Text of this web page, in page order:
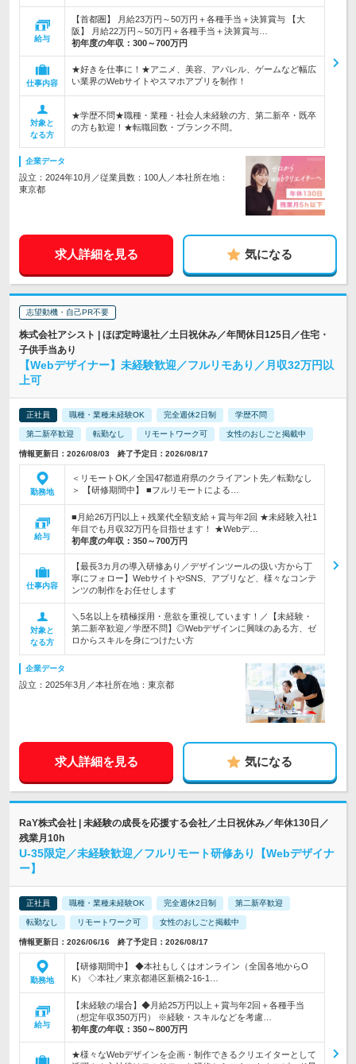
給与
【首都圏】 月給23万円～50万円＋各種手当＋決算賞与 【大
阪】 月給22万円～50万円＋各種手当＋決算賞与…
初年度の年収： 300～700万円
仕事内容
★好きを仕事に！★アニメ、美容、アパレル、ゲームなど幅広
い業界のWebサイトやスマホアプリを制作！
対象と
なる方
★学歴不問★職種・業種・社会人未経験の方、第二新卒・既卒
の方も歓迎！★転職回数・ブランク不問。
企業データ
設立：2024年10月／従業員数：100人／本社所在地：
東京都
求人詳細を見る 気になる
志望動機・自己PR不要
株式会社アシスト | ほぼ定時退社／土日祝休み／年間休日125日／住宅・
子供手当あり
【Webデザイナー】未経験歓迎／フルリモあり／月収32万円以
上可
正社員 職種・業種未経験OK 完全週休2日制 学歴不問
第二新卒歓迎 転勤なし リモートワーク可 女性のおしごと掲載中
情報更新日：2026/08/03 終了予定日：2026/08/17
勤務地
＜リモートOK／全国47都道府県のクライアント先／転勤なし
＞ 【研修期間中】 ■フルリモートによる…
給与
■月給26万円以上＋残業代全額支給＋賞与年2回 ★未経験入社1
年目でも月収32万円を目指せます！ ★Webデ…
初年度の年収： 350～700万円
仕事内容
【最長3カ月の導入研修あり／デザインツールの扱い方から丁
寧にフォロー】WebサイトやSNS、アプリなど、様々なコンテ
ンツの制作をお任せします
対象と
なる方
＼5名以上を積極採用・意欲を重視しています！／【未経験・
第二新卒歓迎／学歴不問】◎Webデザインに興味のある方、ゼ
ロからスキルを身につけたい方
企業データ
設立：2025年3月／本社所在地：東京都
求人詳細を見る 気になる
RaY株式会社 | 未経験の成長を応援する会社／土日祝休み／年休130日／
残業月10h
U-35限定／未経験歓迎／フルリモート研修あり【Webデザイナ
ー】
正社員 職種・業種未経験OK 完全週休2日制 第二新卒歓迎
転勤なし リモートワーク可 女性のおしごと掲載中
情報更新日：2026/06/16 終了予定日：2026/08/17
勤務地
【研修期間中】 ◆本社もしくはオンライン（全国各地からO
K） ◇本社／東京都港区新橋2-16-1…
給与
【未経験の場合】◆月給25万円以上＋賞与年2回＋各種手当
（想定年収350万円） ※経験・スキルなどを考慮…
初年度の年収： 350～800万円
★様々なWebデザインを企画・制作できるクリエイターとして